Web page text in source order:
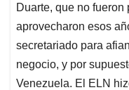
Duarte, que no
aprovecharon esos
secretariado para
negocio, y por
Venezuela. El ELN